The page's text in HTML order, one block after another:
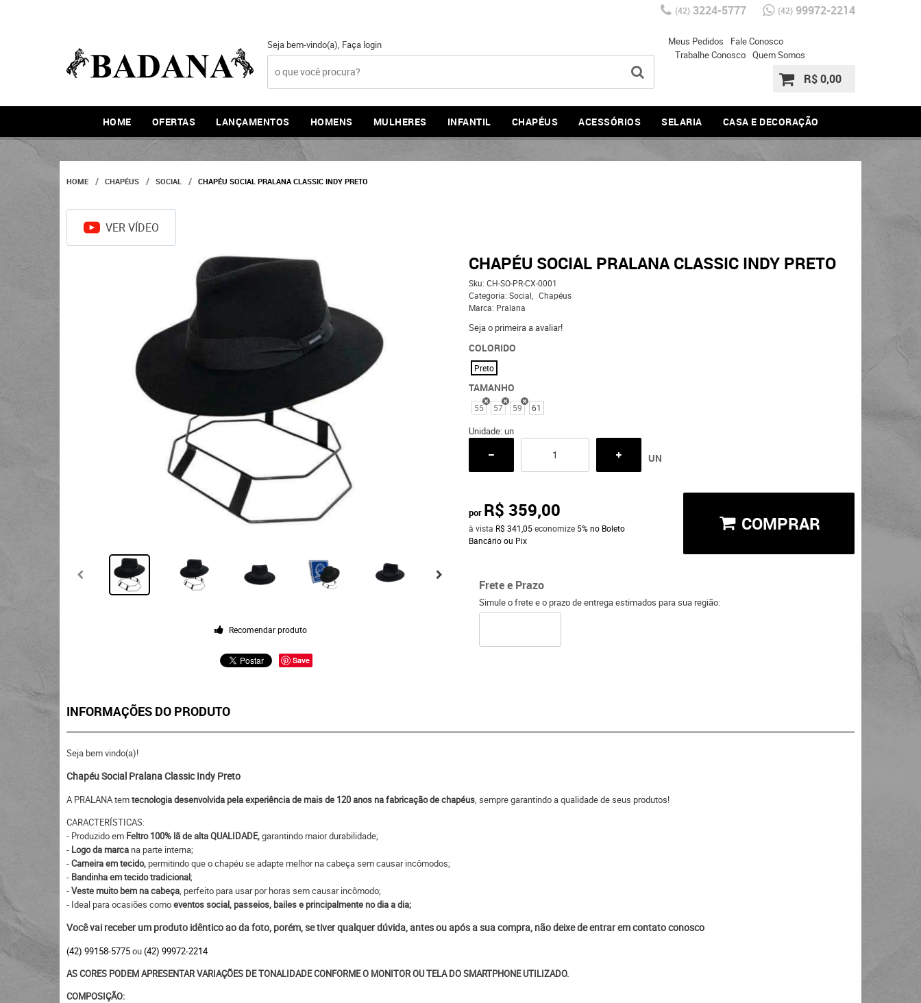
(42)3224-5777 (42)99972-2214
Seja bem-vindo(a), Faça login Meus Pedidos
Fale Conosco
Trabalhe Conosco Quem Somos
R$ 0,00
HOME OFERTAS LANÇAMENTOS HOMENS MULHERES INFANTIL CHAPÉUS ACESSÓRIOS SELARIA CASA E DECORAÇÃO
HOME CHAPÉUS SOCIAL CHAPÉU SOCIAL PRALANA CLASSIC INDY PRETO
VER VÍDEO
Recomendar produto
Save
CHAPÉU SOCIAL PRALANA CLASSIC INDY PRETO
Sku: CH-SO-PR-CX-0001
Categoria: Social
Chapéus
Marca: Pralana
Seja o primeira a avaliar!
COLORIDO
Preto
TAMANHO
55 57 59 61
Unidade: un
UN
por R$ 359,00
à vista R$ 341,05economize 5% no Boleto
Bancário ou Pix
COMPRAR
Frete e Prazo
Simule o frete e o prazo de entrega estimados para sua região:
INFORMAÇÕES DO PRODUTO
Seja bem vindo(a)!
Chapéu Social Pralana Classic Indy Preto
A PRALANA temtecnologia desenvolvida pela experiência de mais de 120 anos na fabricação de chapéus, sempre garantindo a qualidade de seus produtos!
CARACTERÍSTICAS:
- Produzido em Feltro 100% lã de alta QUALIDADE,garantindo maior durabilidade;
- Logo da marca na parte interna;
-Carneira em tecido, permitindo que o chapéu se adapte melhor na cabeça sem causar incômodos;
- Bandinha em tecido tradicional;
-Veste muito bem na cabeça, perfeito para usar por horas sem causar incômodo;
- Ideal para ocasiões comoeventos social, passeios, bailes e principalmente no dia a dia;
Você vai receber um produto idêntico ao da foto, porém, se tiver qualquer dúvida, antes ou após a sua compra, não deixe de entrar em contato conosco
(42) 99158-5775ou(42) 99972-2214
AS CORES PODEM APRESENTAR VARIAÇÕES DE TONALIDADE CONFORME O MONITOR OU TELA DO SMARTPHONE UTILIZADO.
COMPOSIÇÃO: